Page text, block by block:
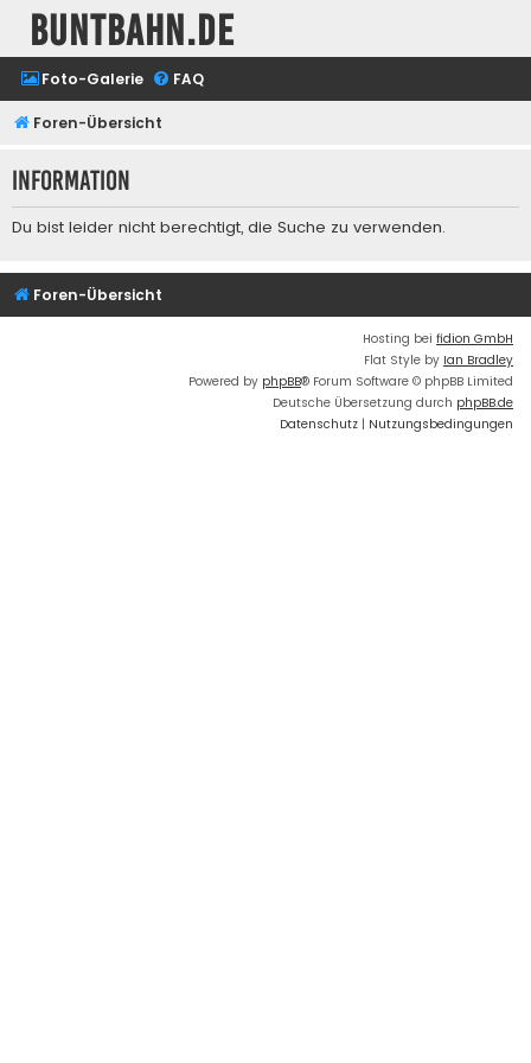
buntbahn.de
Foto-Galerie FAQ
Foren-Übersicht
Information
Du bist leider nicht berechtigt, die Suche zu verwenden.
Foren-Übersicht
Hosting bei fidion GmbH
Flat Style by Ian Bradley
Powered by phpBB® Forum Software © phpBB Limited
Deutsche Übersetzung durch phpBB.de
Datenschutz | Nutzungsbedingungen